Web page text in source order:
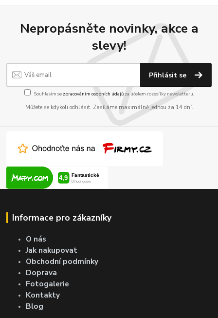
Nepropásněte novinky, akce a
slevy!
Přihlásit se
Souhlasím se zpracováním osobních údajůza účelem rozesílky newsletteru.
Můžete se kdykoli odhlásit. Zasíláme maximálně jednou za 14 dní.
Informace pro zákazníky
O nás
Jak nakupovat
Obchodní podmínky
Doprava
Fotogalerie
Kontakty
Blog